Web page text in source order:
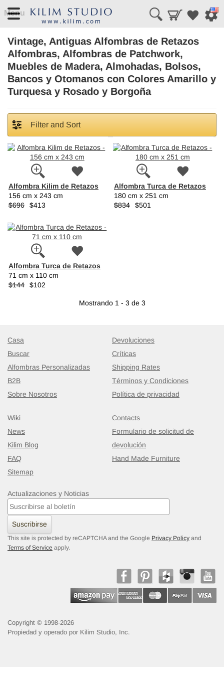
Menu
Vintage, Antiguas Alfombras de Retazos
Alfombras, Alfombras de Patchwork,
Muebles de Madera, Almohadas, Bolsos,
Bancos y Otomanos con Colores Amarillo y
Turquesa y Rosado y Borgoña
Filter and Sort
Alfombra Kilim de Retazos
156 cm x 243 cm
$696 $413
Alfombra Turca de Retazos
180 cm x 251 cm
$834 $501
Alfombra Turca de Retazos
71 cm x 110 cm
$144 $102
Mostrando 1 - 3 de 3
Casa
Buscar
Alfombras Personalizadas
B2B
Sobre Nosotros
Devoluciones
Críticas
Shipping Rates
Términos y Condiciones
Política de privacidad
Wiki
News
Kilim Blog
FAQ
Sitemap
Contacts
Formulario de solicitud de
devolución
Hand Made Furniture
Actualizaciones y Noticias
Suscribirse
This site is protected by reCAPTCHA and the Google Privacy Policy and
Terms of Service apply.
Copyright © 1998-2026
Propiedad y operado por Kilim Studio, Inc.